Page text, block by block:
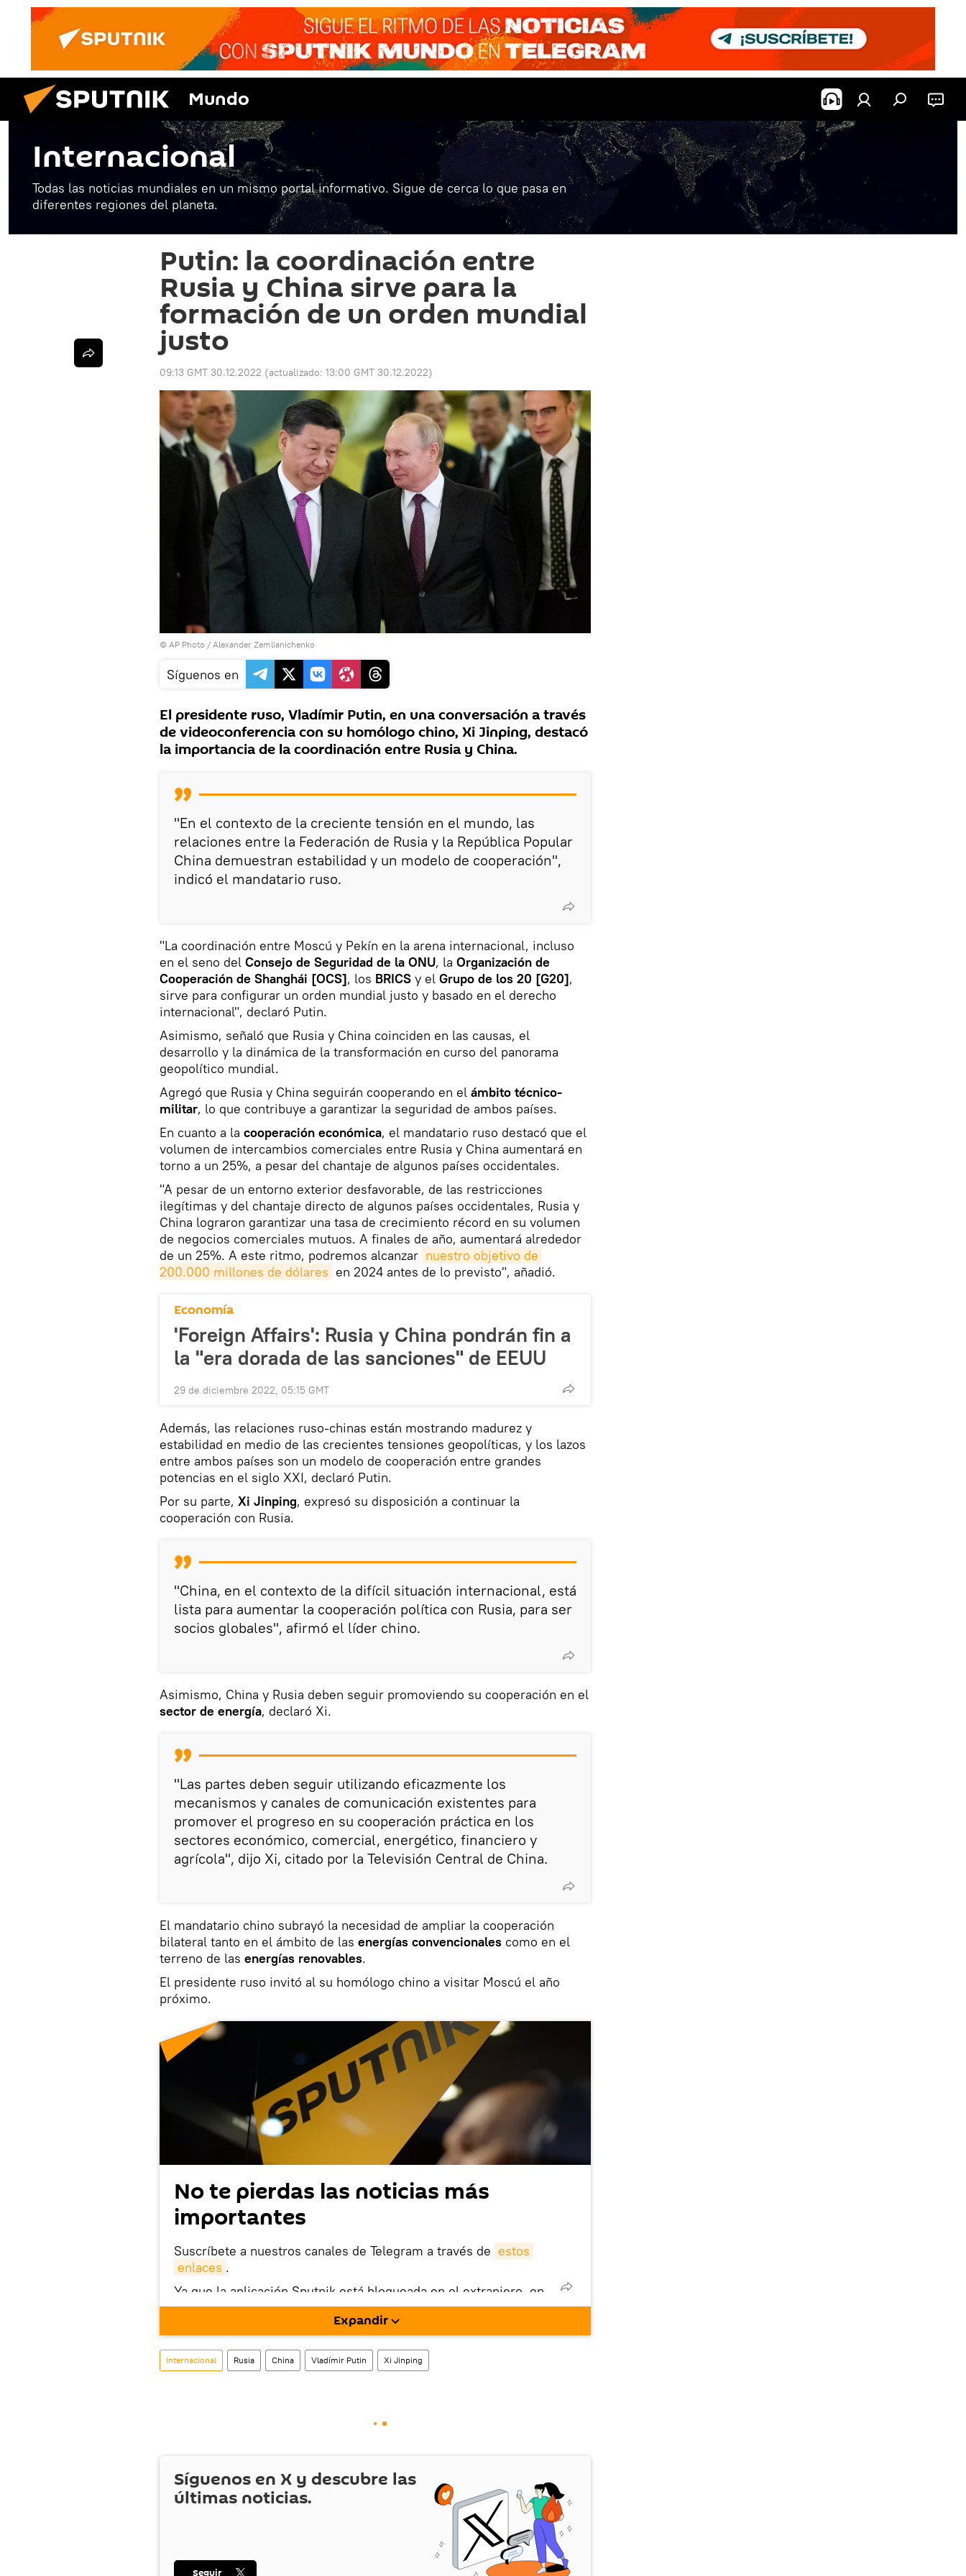
Mundo
Internacional
Todas las noticias mundiales en un mismo portal informativo. Sigue de cerca lo que pasa en
diferentes regiones del planeta.
Putin: la coordinación entre
Rusia y China sirve para la
formación de un orden mundial
justo
09:13 GMT 30.12.2022 (actualizado: 13:00 GMT 30.12.2022)
© AP Photo / Alexander Zemlianichenko
Síguenos en
El presidente ruso, Vladímir Putin, en una conversación a través
de videoconferencia con su homólogo chino, Xi Jinping, destacó
la importancia de la coordinación entre Rusia y China.
"En el contexto de la creciente tensión en el mundo, las
relaciones entre la Federación de Rusia y la República Popular
China demuestran estabilidad y un modelo de cooperación",
indicó el mandatario ruso.
"La coordinación entre Moscú y Pekín en la arena internacional, incluso
en el seno del Consejo de Seguridad de la ONU, la Organización de
Cooperación de Shanghái [OCS], los BRICS y el Grupo de los 20 [G20],
sirve para configurar un orden mundial justo y basado en el derecho
internacional", declaró Putin.
Asimismo, señaló que Rusia y China coinciden en las causas, el
desarrollo y la dinámica de la transformación en curso del panorama
geopolítico mundial.
Agregó que Rusia y China seguirán cooperando en el ámbito técnico-
militar, lo que contribuye a garantizar la seguridad de ambos países.
En cuanto a la cooperación económica, el mandatario ruso destacó que el
volumen de intercambios comerciales entre Rusia y China aumentará en
torno a un 25%, a pesar del chantaje de algunos países occidentales.
"A pesar de un entorno exterior desfavorable, de las restricciones
ilegítimas y del chantaje directo de algunos países occidentales, Rusia y
China lograron garantizar una tasa de crecimiento récord en su volumen
de negocios comerciales mutuos. A finales de año, aumentará alrededor
de un 25%. A este ritmo, podremos alcanzar nuestro objetivo de
200.000 millones de dólares en 2024 antes de lo previsto", añadió.
Economía
'Foreign Affairs': Rusia y China pondrán fin a
la "era dorada de las sanciones" de EEUU
29 de diciembre 2022, 05:15 GMT
Además, las relaciones ruso-chinas están mostrando madurez y
estabilidad en medio de las crecientes tensiones geopolíticas, y los lazos
entre ambos países son un modelo de cooperación entre grandes
potencias en el siglo XXI, declaró Putin.
Por su parte, Xi Jinping, expresó su disposición a continuar la
cooperación con Rusia.
"China, en el contexto de la difícil situación internacional, está
lista para aumentar la cooperación política con Rusia, para ser
socios globales", afirmó el líder chino.
Asimismo, China y Rusia deben seguir promoviendo su cooperación en el
sector de energía, declaró Xi.
"Las partes deben seguir utilizando eficazmente los
mecanismos y canales de comunicación existentes para
promover el progreso en su cooperación práctica en los
sectores económico, comercial, energético, financiero y
agrícola", dijo Xi, citado por la Televisión Central de China.
El mandatario chino subrayó la necesidad de ampliar la cooperación
bilateral tanto en el ámbito de las energías convencionales como en el
terreno de las energías renovables.
El presidente ruso invitó al su homólogo chino a visitar Moscú el año
próximo.
No te pierdas las noticias más
importantes
Suscríbete a nuestros canales de Telegram a través de estos
enlaces .
Ya que la aplicación Sputnik está bloqueada en el extranjero, en
este enlace puedes descargarla e instalarla en tu dispositivo
También tenemos una cuenta en la red social rusa VK
Expandir
Internacional Rusia China Vladímir Putin Xi Jinping
Síguenos en X y descubre las
últimas noticias.
Seguir